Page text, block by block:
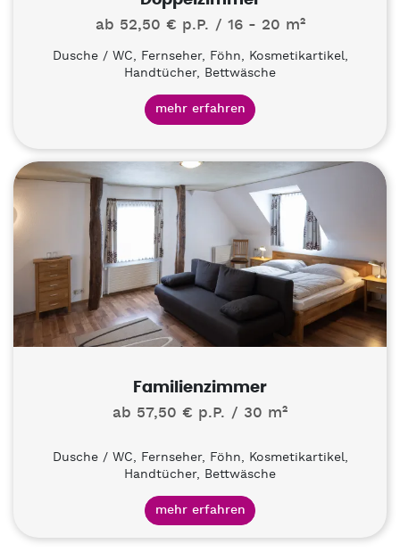
ab 52,50 € p.P. 16 - 20 m²
Dusche / WC, Fernseher, Föhn, Kosmetikartikel,
Handtücher, Bettwäsche
mehr erfahren
Familienzimmer
ab 57,50 € p.P. 30 m²
Dusche / WC, Fernseher, Föhn, Kosmetikartikel,
Handtücher, Bettwäsche
mehr erfahren